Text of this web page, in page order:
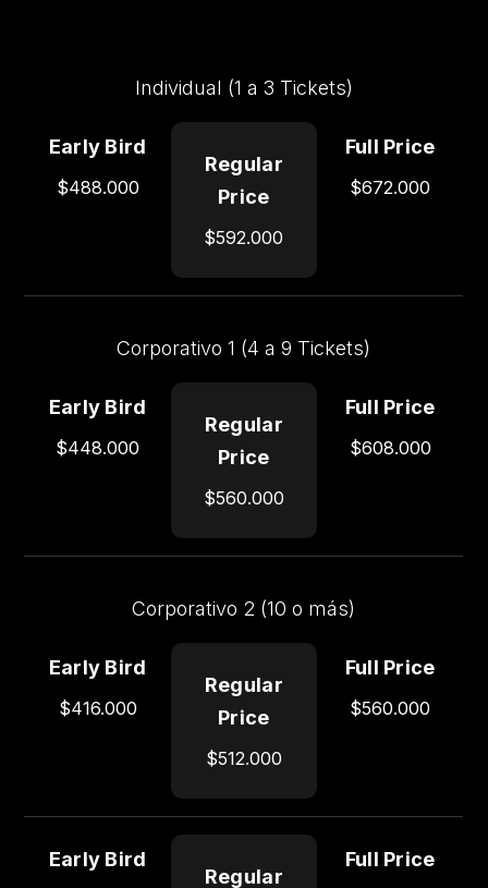
Features
Early
Bird
Regular
Full
Individual (1 a 3 Tickets)
$488.000
$592.000
$672.000
Corporativo 1 (4 a 9 Tickets)
$448.000
$560.000
$608.000
Corporativo 2 (10 o más)
$416.000
$512.000
$560.000